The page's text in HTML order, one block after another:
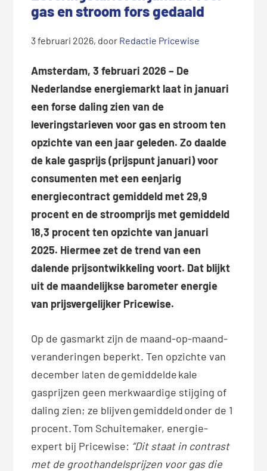
gas en stroom fors gedaald
3 februari 2026, door Redactie Pricewise
Amsterdam, 3 februari 2026 – De
Nederlandse energiemarkt laat in januari
een forse daling zien van de
leveringstarieven voor gas en stroom ten
opzichte van een jaar geleden. Zo daalde
de kale gasprijs (prijspunt januari) voor
consumenten met een eenjarig
energiecontract gemiddeld met 29,9
procent en de stroomprijs met gemiddeld
18,3 procent ten opzichte van januari
2025. Hiermee zet de trend van een
dalende prijsontwikkeling voort. Dat blijkt
uit de maandelijkse barometer energie
van prijsvergelijker Pricewise.
Op de gasmarkt zijn de maand-op-maand-
veranderingen beperkt. Ten opzichte van
december laten de gemiddelde kale
gasprijzen geen merkwaardige stijging of
daling zien; ze blijven gemiddeld onder de 1
procent. Tom Schuitemaker, energie-
expert bij Pricewise: “Dit staat in contrast
met de groothandelsprijzen voor gas die